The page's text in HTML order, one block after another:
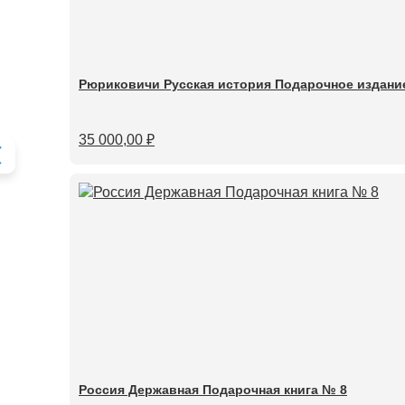
Рюриковичи Русская история Подарочное
35 000,00 ₽
Россия Державная Подарочная книга № 8